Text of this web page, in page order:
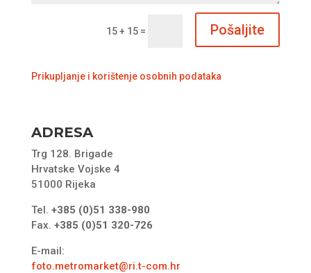
15 + 15 = Pošaljite
Prikupljanje i korištenje osobnih podataka
ADRESA
Trg 128. Brigade
Hrvatske Vojske 4
51000 Rijeka
Tel. +385 (0)51 338-980
Fax. +385 (0)51 320-726
E-mail:
foto.metromarket@ri.t-com.hr